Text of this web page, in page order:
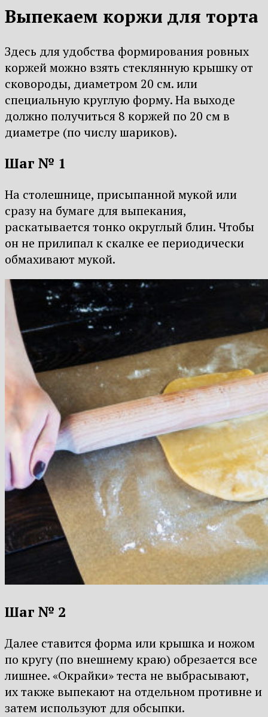
Выпекаем коржи для торта
Здесь для удобства формирования ровных
коржей можно взять стеклянную крышку от
сковороды, диаметром 20 см. или
специальную круглую форму. На выходе
должно получиться 8 коржей по 20 см в
диаметре (по числу шариков).
Шаг № 1
На столешнице, присыпанной мукой или
сразу на бумаге для выпекания,
раскатывается тонко округлый блин. Чтобы
он не прилипал к скалке ее периодически
обмахивают мукой.
Шаг № 2
Далее ставится форма или крышка и ножом
по кругу (по внешнему краю) обрезается все
лишнее. «Окрайки» теста не выбрасывают,
их также выпекают на отдельном противне и
затем используют для обсыпки.